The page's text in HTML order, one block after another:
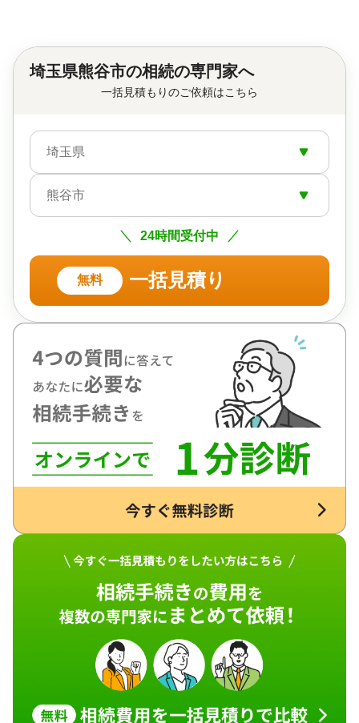
埼玉県熊谷市の相続の専門家へ
一括見積もりのご依頼はこちら
埼玉県
熊谷市
24時間受付中
無料 一括見積り